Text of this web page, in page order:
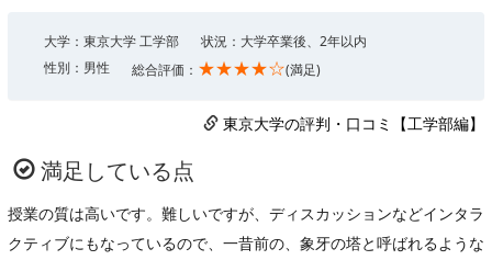
大学：東京大学 工学部
状況：大学卒業後、2年以内
性別：男性
総合評価： ★★★★☆(満足)
東京大学の評判・口コミ【工学部編】
満足している点
授業の質は高いです。難しいですが、ディスカッションなどインタラ
クティブにもなっているので、一昔前の、象牙の塔と呼ばれるような